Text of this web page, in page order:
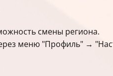
смены региона.
меню "Профиль" →